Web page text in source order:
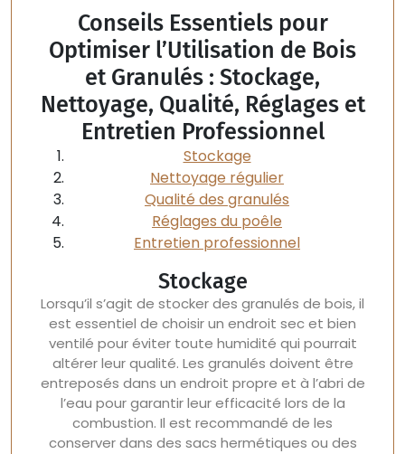
Conseils Essentiels pour
Optimiser l’Utilisation de Bois
et Granulés : Stockage,
Nettoyage, Qualité, Réglages et
Entretien Professionnel
Stockage
Nettoyage régulier
Qualité des granulés
Réglages du poêle
Entretien professionnel
Stockage
Lorsqu’il s’agit de stocker des granulés de bois, il
est essentiel de choisir un endroit sec et bien
ventilé pour éviter toute humidité qui pourrait
altérer leur qualité. Les granulés doivent être
entreposés dans un endroit propre et à l’abri de
l’eau pour garantir leur efficacité lors de la
combustion. Il est recommandé de les
conserver dans des sacs hermétiques ou des